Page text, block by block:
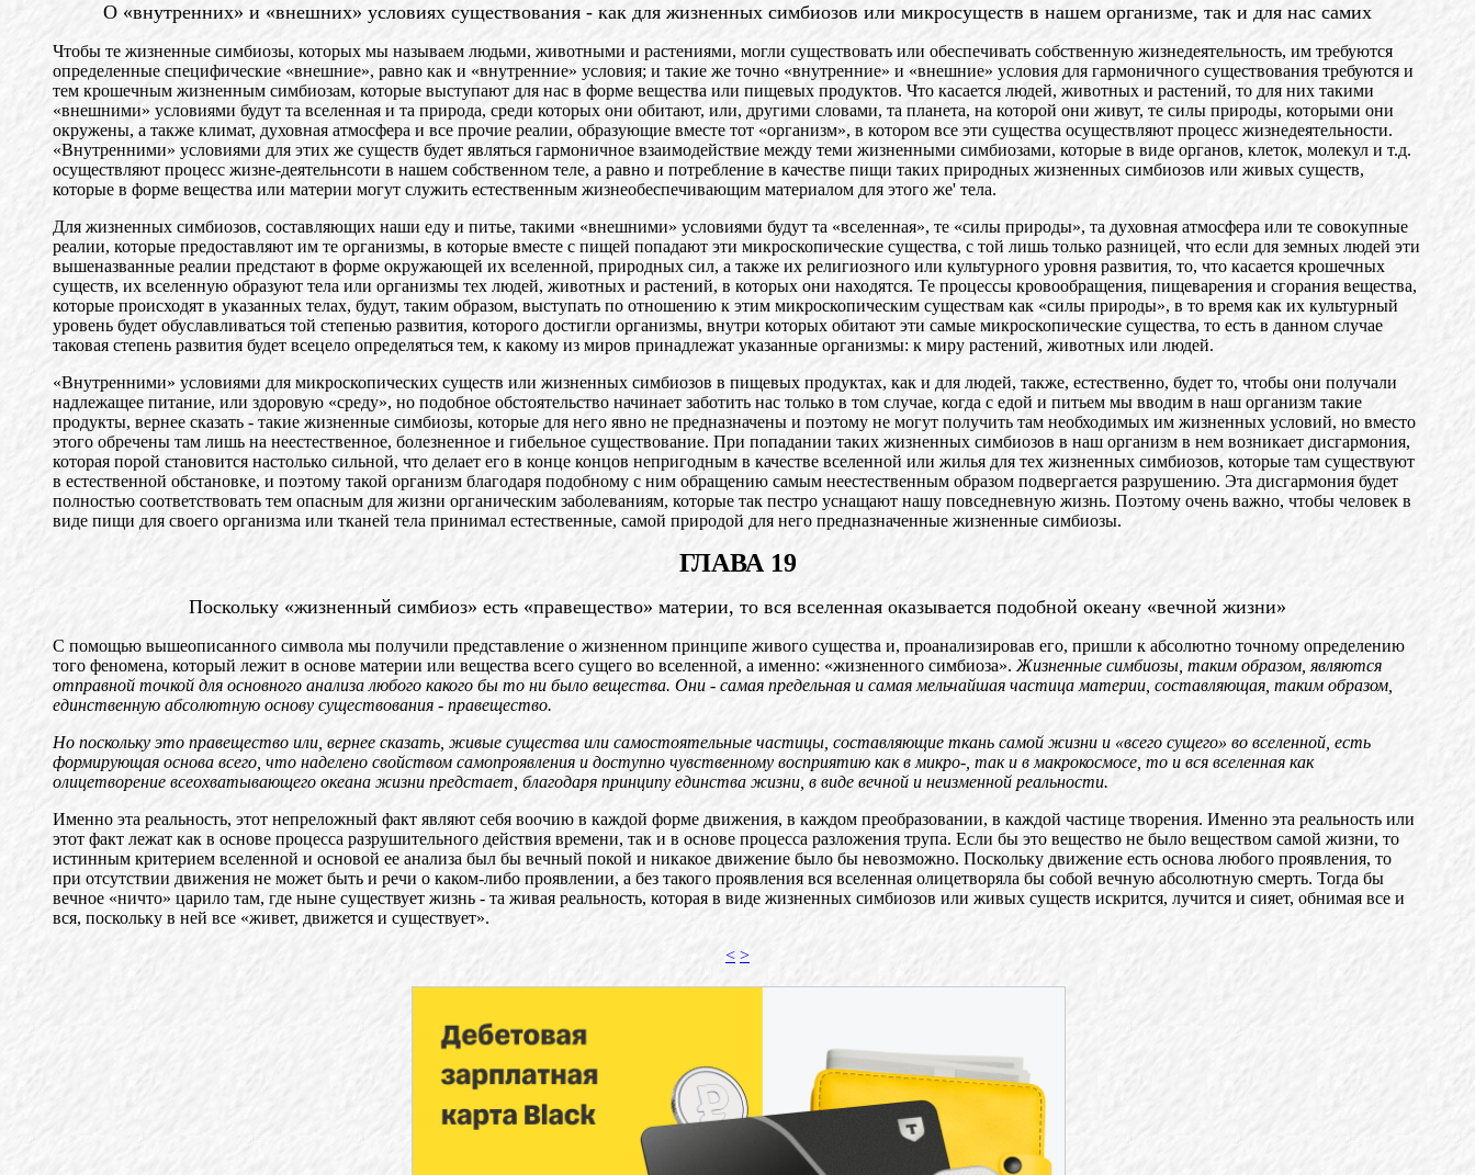
О «внутренних» и «внешних» условиях существования - как для жизненных симбиозов или микросуществ в нашем организме, так и для нас самих
Чтобы те жизненные симбиозы, которых мы называем людьми, животными и растениями, могли существовать или обеспечивать собственную жизнедеятельность, им требуются
определенные специфические «внешние», равно как и «внутренние» условия; и такие же точно «внутренние» и «внешние» условия для гармоничного существования требуются и
тем крошечным жизненным симбиозам, которые выступают для нас в форме вещества или пищевых продуктов. Что касается людей, животных и растений, то для них такими
«внешними» условиями будут та вселенная и та природа, среди которых они обитают, или, другими словами, та планета, на которой они живут, те силы природы, которыми они
окружены, а также климат, духовная атмосфера и все прочие реалии, образующие вместе тот «организм», в котором все эти существа осуществляют процесс жизнедеятельности.
«Внутренними» условиями для этих же существ будет являться гармоничное взаимодействие между теми жизненными симбиозами, которые в виде органов, клеток, молекул и т.д.
осуществляют процесс жизне-деятельнсоти в нашем собственном теле, а равно и потребление в качестве пищи таких природных жизненных симбиозов или живых существ,
которые в форме вещества или материи могут служить естественным жизнеобеспечивающим материалом для этого же' тела.
Для жизненных симбиозов, составляющих наши еду и питье, такими «внешними» условиями будут та «вселенная», те «силы природы», та духовная атмосфера или те совокупные
реалии, которые предоставляют им те организмы, в которые вместе с пищей попадают эти микроскопические существа, с той лишь только разницей, что если для земных людей эти
вышеназванные реалии предстают в форме окружающей их вселенной, природных сил, а также их религиозного или культурного уровня развития, то, что касается крошечных
существ, их вселенную образуют тела или организмы тех людей, животных и растений, в которых они находятся. Те процессы кровообращения, пищеварения и сгорания вещества,
которые происходят в указанных телах, будут, таким образом, выступать по отношению к этим микроскопическим существам как «силы природы», в то время как их культурный
уровень будет обуславливаться той степенью развития, которого достигли организмы, внутри которых обитают эти самые микроскопические существа, то есть в данном случае
таковая степень развития будет всецело определяться тем, к какому из миров принадлежат указанные организмы: к миру растений, животных или людей.
«Внутренними» условиями для микроскопических существ или жизненных симбиозов в пищевых продуктах, как и для людей, также, естественно, будет то, чтобы они получали
надлежащее питание, или здоровую «среду», но подобное обстоятельство начинает заботить нас только в том случае, когда с едой и питьем мы вводим в наш организм такие
продукты, вернее сказать - такие жизненные симбиозы, которые для него явно не предназначены и поэтому не могут получить там необходимых им жизненных условий, но вместо
этого обречены там лишь на неестественное, болезненное и гибельное существование. При попадании таких жизненных симбиозов в наш организм в нем возникает дисгармония,
которая порой становится настолько сильной, что делает его в конце концов непригодным в качестве вселенной или жилья для тех жизненных симбиозов, которые там существуют
в естественной обстановке, и поэтому такой организм благодаря подобному с ним обращению самым неестественным образом подвергается разрушению. Эта дисгармония будет
полностью соответствовать тем опасным для жизни органическим заболеваниям, которые так пестро уснащают нашу повседневную жизнь. Поэтому очень важно, чтобы человек в
виде пищи для своего организма или тканей тела принимал естественные, самой природой для него предназначенные жизненные симбиозы.
ГЛАВА 19
Поскольку «жизненный симбиоз» есть «правещество» материи, то вся вселенная оказывается подобной океану «вечной жизни»
С помощью вышеописанного символа мы получили представление о жизненном принципе живого существа и, проанализировав его, пришли к абсолютно точному определению
того феномена, который лежит в основе материи или вещества всего сущего во вселенной, а именно: «жизненного симбиоза». Жизненные симбиозы, таким образом, являются
отправной точкой для основного анализа любого какого бы то ни было вещества. Они - самая предельная и самая мельчайшая частица материи, составляющая, таким образом,
единственную абсолютную основу существования - правещество.
Но поскольку это правещество или, вернее сказать, живые существа или самостоятельные частицы, составляющие ткань самой жизни и «всего сущего» во вселенной, есть
формирующая основа всего, что наделено свойством самопроявления и доступно чувственному восприятию как в микро-, так и в макрокосмосе, то и вся вселенная как
олицетворение всеохватывающего океана жизни предстает, благодаря принципу единства жизни, в виде вечной и неизменной реальности.
Именно эта реальность, этот непреложный факт являют себя воочию в каждой форме движения, в каждом преобразовании, в каждой частице творения. Именно эта реальность или
этот факт лежат как в основе процесса разрушительного действия времени, так и в основе процесса разложения трупа. Если бы это вещество не было веществом самой жизни, то
истинным критерием вселенной и основой ее анализа был бы вечный покой и никакое движение было бы невозможно. Поскольку движение есть основа любого проявления, то
при отсутствии движения не может быть и речи о каком-либо проявлении, а без такого проявления вся вселенная олицетворяла бы собой вечную абсолютную смерть. Тогда бы
вечное «ничто» царило там, где ныне существует жизнь - та живая реальность, которая в виде жизненных симбиозов или живых существ искрится, лучится и сияет, обнимая все и
вся, поскольку в ней все «живет, движется и существует».
< >